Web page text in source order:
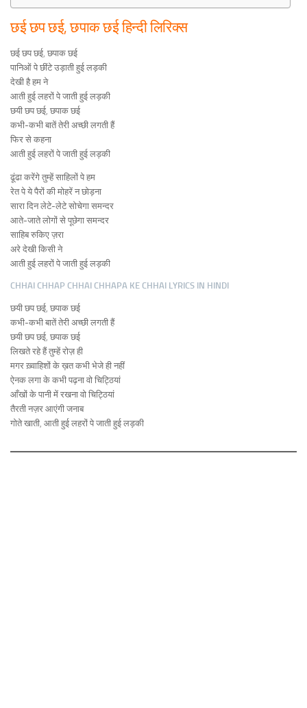
छई छप छई, छपाक छई हिन्दी लिरिक्स
छई छप छई, छपाक छई
पानिओं पे छींटे उड़ाती हुई लड़की
देखी है हम ने
आती हुई लहरों पे जाती हुई लड़की
छयी छप छई, छपाक छई
कभी-कभी बातें तेरी अच्छी लगती हैं
फिर से कहना
आती हुई लहरों पे जाती हुई लड़की
ढूंढा करेंगे तुम्हें साहिलों पे हम
रेत पे ये पैरों की मोहरें न छोड़ना
सारा दिन लेटे-लेटे सोचेगा समन्दर
आते-जाते लोगों से पूछेगा समन्दर
साहिब रुकिए ज़रा
अरे देखी किसी ने
आती हुई लहरों पे जाती हुई लड़की
CHHAI CHHAP CHHAI CHHAPA KE CHHAI LYRICS IN HINDI
छयी छप छई, छपाक छई
कभी-कभी बातें तेरी अच्छी लगती हैं
छयी छप छई, छपाक छई
लिखते रहे हैं तुम्हें रोज़ ही
मगर ख़्वाहिशों के ख़त कभी भेजे ही नहीं
ऐनक लगा के कभी पढ़ना वो चिट्ठियां
आँखों के पानी में रखना वो चिट्ठियां
तैरती नज़र आएंगी जनाब
गोते खाती, आती हुई लहरों पे जाती हुई लड़की